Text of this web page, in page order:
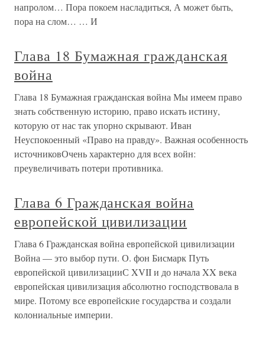
напролом… Пора покоем насладиться, А может быть,
пора на слом… … И
Глава 18 Бумажная гражданская
война
Глава 18 Бумажная гражданская война Мы имеем право
знать собственную историю, право искать истину,
которую от нас так упорно скрывают. Иван
Неуспокоенный «Право на правду». Важная особенность
источниковОчень характерно для всех войн:
преувеличивать потери противника.
Глава 6 Гражданская война
европейской цивилизации
Глава 6 Гражданская война европейской цивилизации
Война — это выбор пути. О. фон Бисмарк Путь
европейской цивилизацииС XVII и до начала XX века
европейская цивилизация абсолютно господствовала в
мире. Потому все европейские государства и создали
колониальные империи.